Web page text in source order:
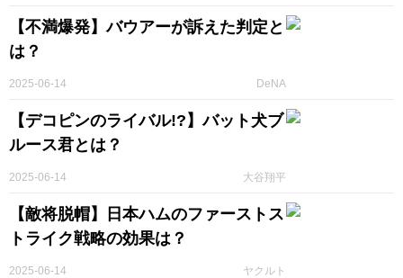
【不満爆発】バウアーが訴えた判定と
は？
DeNA
2025-06-14
【デコピンのライバル!?】バット犬ブ
ルース君とは？
大谷翔平
2025-06-14
【敵将脱帽】日本ハムのファーストス
トライク戦略の効果は？
ヤクルト
2025-06-14